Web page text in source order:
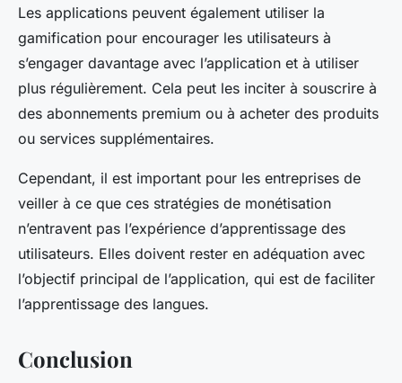
Les applications peuvent également utiliser la
gamification pour encourager les utilisateurs à
s’engager davantage avec l’application et à utiliser
plus régulièrement. Cela peut les inciter à souscrire à
des abonnements premium ou à acheter des produits
ou services supplémentaires.
Cependant, il est important pour les entreprises de
veiller à ce que ces stratégies de monétisation
n’entravent pas l’expérience d’apprentissage des
utilisateurs. Elles doivent rester en adéquation avec
l’objectif principal de l’application, qui est de faciliter
l’apprentissage des langues.
Conclusion